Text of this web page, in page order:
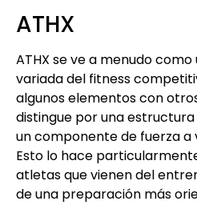
ATHX
ATHX se ve a menudo
variada del fitness
algunos elementos con
distingue por una
un componente de fuerza a
Esto lo hace
atletas que vienen del
de una preparación más